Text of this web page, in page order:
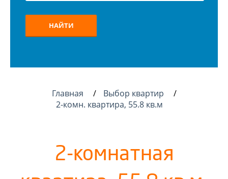
НАЙТИ
Главная
Выбор квартир
2-комн. квартира, 55.8 кв.м
2-комнатная